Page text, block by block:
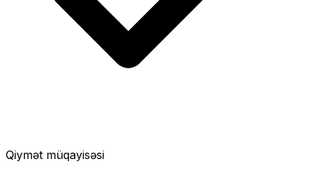
Qiymət müqayisəsi